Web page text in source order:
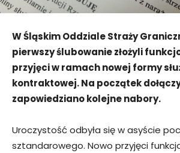
W Śląskim Oddziale Straży
pierwszy ślubowanie złożyli
przyjęci w ramach nowej formy
kontraktowej. Na początek
zapowiedziano kolejne nabory.
Uroczystość odbyła się w asyście
sztandarowego. Nowo przyjęci